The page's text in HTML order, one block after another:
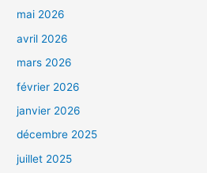
mai 2026
avril 2026
mars 2026
février 2026
janvier 2026
décembre 2025
juillet 2025